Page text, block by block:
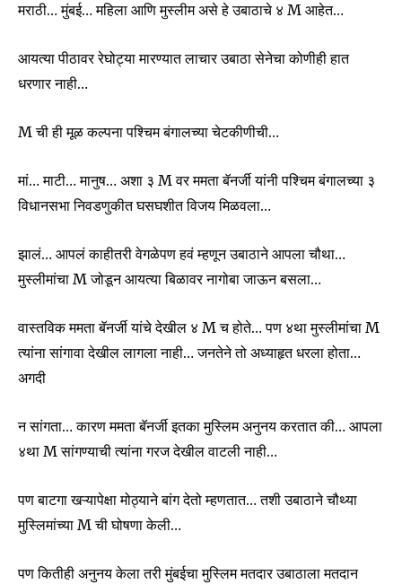
मराठी… मुंबई… महिला आणि मुस्लीम असे हे उबाठाचे ४ M आहेत…
आयत्या पीठावर रेघोट्या मारण्यात लाचार उबाठा सेनेचा कोणीही हात
धरणार नाही…
M ची ही मूळ कल्पना पश्चिम बंगालच्या चेटकीणीची…
मां… माटी… मानुष… अशा ३ M वर ममता बॅनर्जी यांनी पश्चिम बंगालच्या ३
विधानसभा निवडणुकीत घसघशीत विजय मिळवला…
झालं… आपलं काहीतरी वेगळेपण हवं म्हणून उबाठाने आपला चौथा…
मुस्लीमांचा M जोडून आयत्या बिळावर नागोबा जाऊन बसला…
वास्तविक ममता बॅनर्जी यांचे देखील ४ M च होते… पण ४था मुस्लीमांचा M
त्यांना सांगावा देखील लागला नाही… जनतेने तो अध्याहृत धरला होता…
अगदी
न सांगता… कारण ममता बॅनर्जी इतका मुस्लिम अनुनय करतात की… आपला
४था M सांगण्याची त्यांना गरज देखील वाटली नाही…
पण बाटगा खऱ्यापेक्षा मोठ्याने बांग देतो म्हणतात… तशी उबाठाने चौथ्या
मुस्लिमांच्या M ची घोषणा केली…
पण कितीही अनुनय केला तरी मुंबईचा मुस्लिम मतदार उबाठाला मतदान